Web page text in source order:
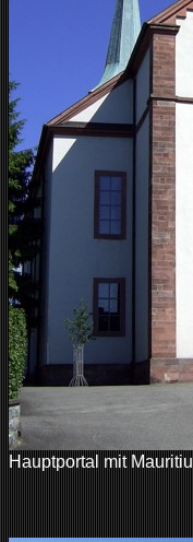
Hauptportal mit